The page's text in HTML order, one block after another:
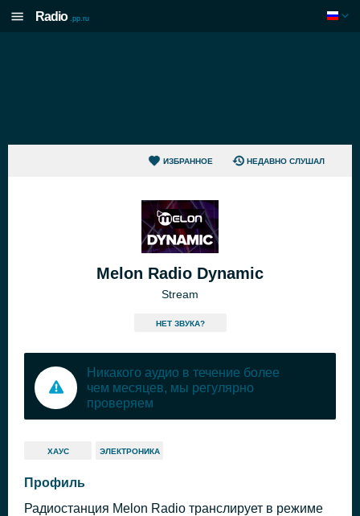
Radio .pp.ru
ИЗБРАННОЕ НЕДАВНО СЛУШАЛ
Melon Radio Dynamic
Stream
HЕТ ЗВУКА?
Никакого аудио в течение более
чем месяцев, мы регулярно
проверяем
ХАУС ЭЛЕКТРОНИКА
Профиль
Радиостанция Melon Radio транслирует в режиме